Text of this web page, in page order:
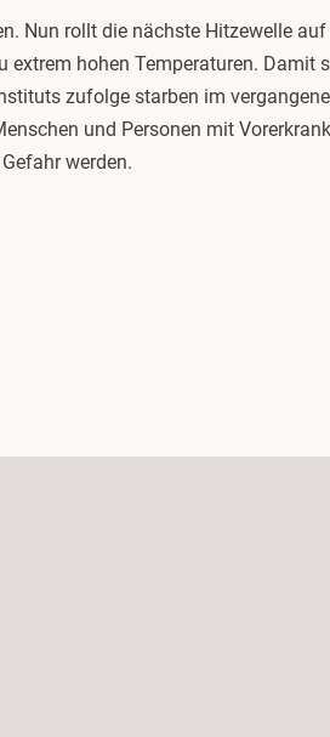
Nun rollt die nächste Hitzewelle
hohen Temperaturen. Damit
zufolge starben im
und Personen mit
werden.